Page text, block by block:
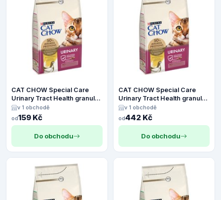
CAT CHOW Special Care
Urinary Tract Health granule
kuře - 1,5 kg
v 1 obchodě
od159 Kč
Do obchodu
CAT CHOW Special Care
Urinary Tract Health granule
kuře - 4,5 kg
v 1 obchodě
od442 Kč
Do obchodu